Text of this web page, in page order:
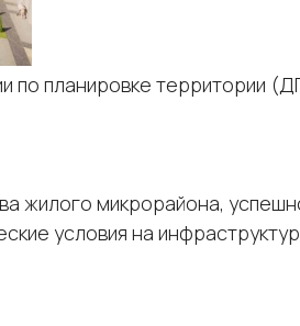
по планировке территории
жилого микрорайона,
условия на